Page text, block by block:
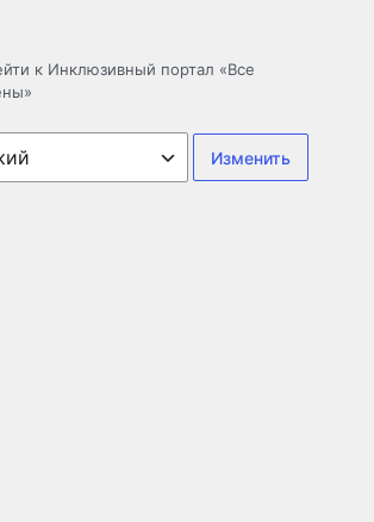
к Инклюзивный портал «Все